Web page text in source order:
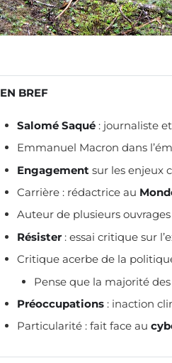
EN BREF
Salomé Saqué : journaliste
Emmanuel Macron dans
Engagement sur les enjeux
Carrière : rédactrice au
Auteur de plusieurs
Résister : essai critique sur
Critique acerbe de la
Pense que la majorité
Préoccupations : inaction
Particularité : fait face au